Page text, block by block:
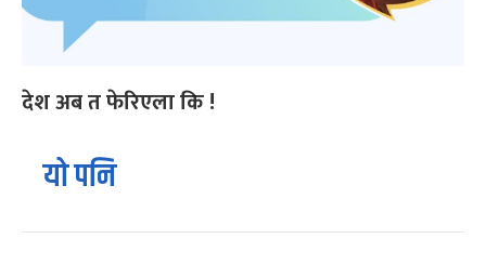
देश अब त फेरिएला कि !
यो पनि